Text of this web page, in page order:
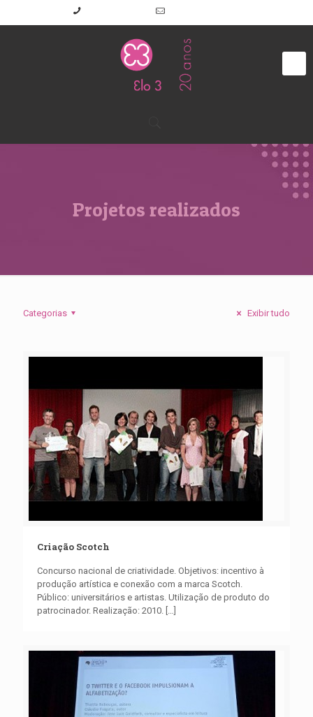
Projetos realizados
Categorias Exibir tudo
Criação Scotch
Concurso nacional de criatividade. Objetivos: incentivo à
produção artística e conexão com a marca Scotch.
Público: universitários e artistas. Utilização de produto do
patrocinador. Realização: 2010. […]